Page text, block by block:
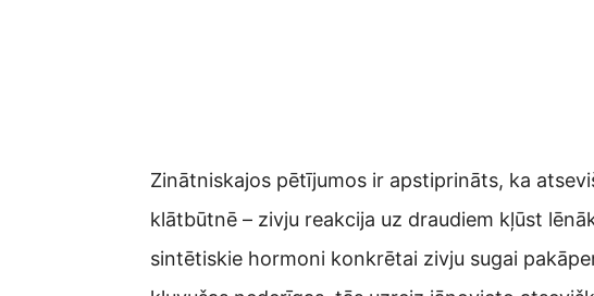
Zinātniskajos pētījumos ir apstiprināts, ka
klātbūtnē – zivju reakcija uz draudiem kļūst
sintētiskie hormoni konkrētai zivju sugai